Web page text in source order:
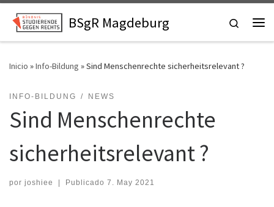
Skip to contentBSgR Magdeburg
Search
Inicio »Info-Bildung »Sind Menschenrechte sicherheitsrelevant ?
INFO-BILDUNG NEWS
Sind Menschenrechte
sicherheitsrelevant ?
por joshiee | Publicado 7. May 2021